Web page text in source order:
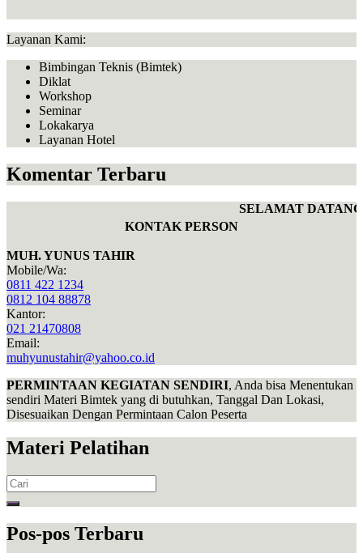
Layanan Kami:
Bimbingan Teknis (Bimtek)
Diklat
Workshop
Seminar
Lokakarya
Layanan Hotel
Komentar Terbaru
SELAMAT
KONTAK PERSON
MUH. YUNUS TAHIR
Mobile/Wa:
0811 422 1234
0812 104 88878
Kantor:
021 21470808
Email:
muhyunustahir@yahoo.co.id
PERMINTAAN KEGIATAN SENDIRI, Anda bisa Menentukan
sendiri Materi Bimtek yang di butuhkan, Tanggal Dan Lokasi,
Disesuaikan Dengan Permintaan Calon Peserta
Materi Pelatihan
Search
for:
Pos-pos Terbaru